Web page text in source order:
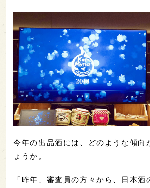
今年の出品酒には、どのような傾向
ょうか。
「昨年、審査員の方々から、日本酒